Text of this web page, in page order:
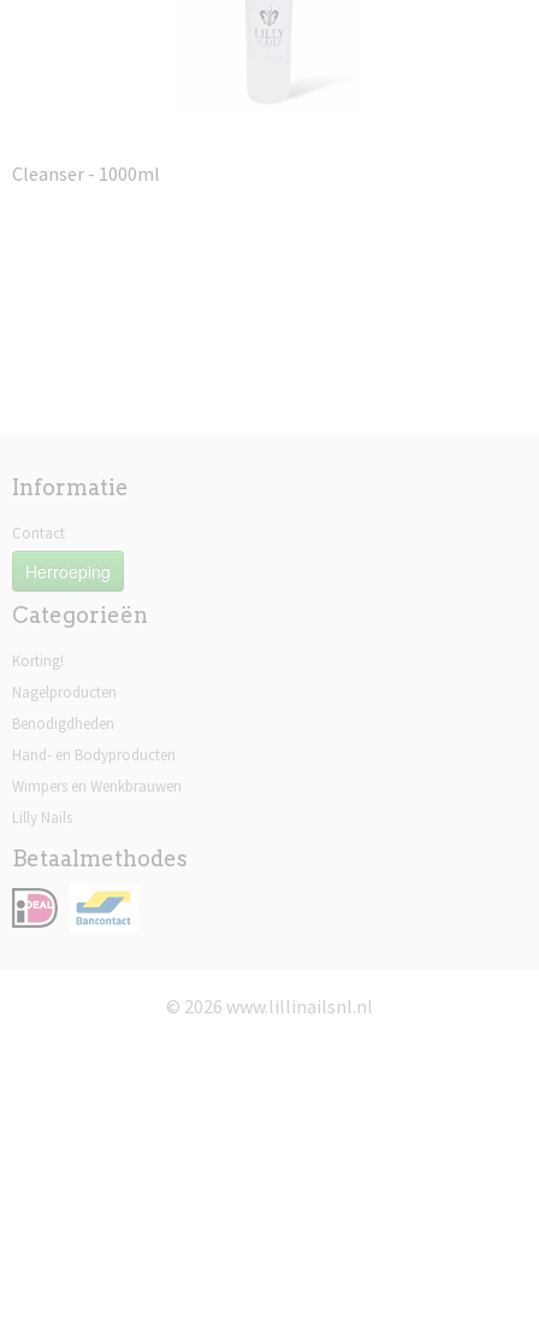
Cleanser - 1000ml
Informatie
Contact
Herroeping
Categorieën
Korting!
Nagelproducten
Benodigdheden
Hand- en Bodyproducten
Wimpers en Wenkbrauwen
Lilly Nails
Betaalmethodes
© 2026 www.lillinailsnl.nl